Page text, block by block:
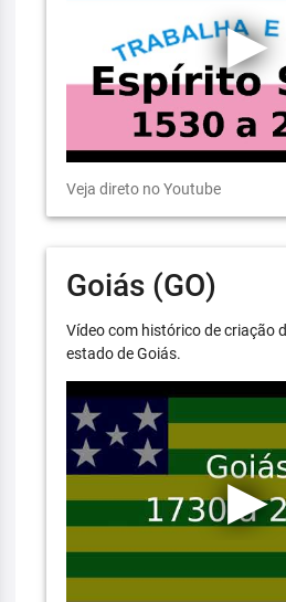
Veja direto no Youtube
Goiás (GO)
Vídeo com histórico de criação
estado de Goiás.